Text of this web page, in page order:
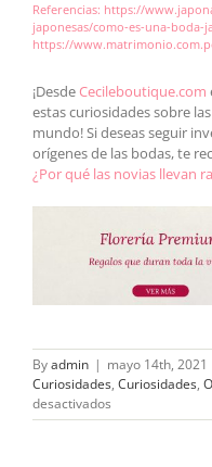
Referencias: https://
japonesas/como-es-una-boda-
https://
¡Desde Cecileboutique.com
estas curiosidades sobre
mundo! Si deseas seguir
orígenes de las bodas, te
¿Por qué las novias llevan
Byadmin | mayo 14th, 2021
Curiosidades, Curiosidades,
desactivados
6